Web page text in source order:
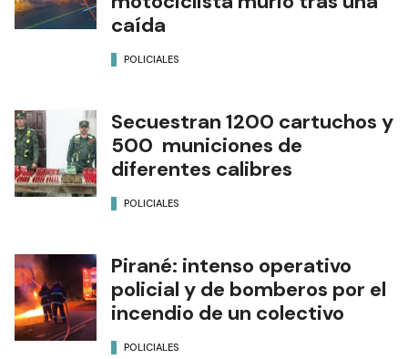
Un micro quedó destruido
por un incendio y un
POLICIALES
Secuestran 1200 cartuchos y
POLICIALES
Pirané: intenso operativo